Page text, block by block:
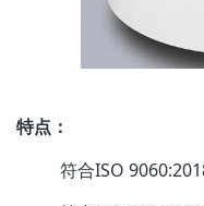
特点：
符合ISO